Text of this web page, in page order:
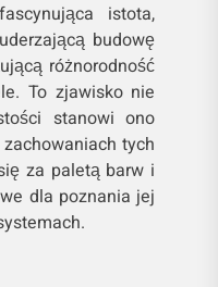
istota,
budowę
różnorodność
To zjawisko nie
stanowi ono
tych
za paletą barw i
dla poznania jej